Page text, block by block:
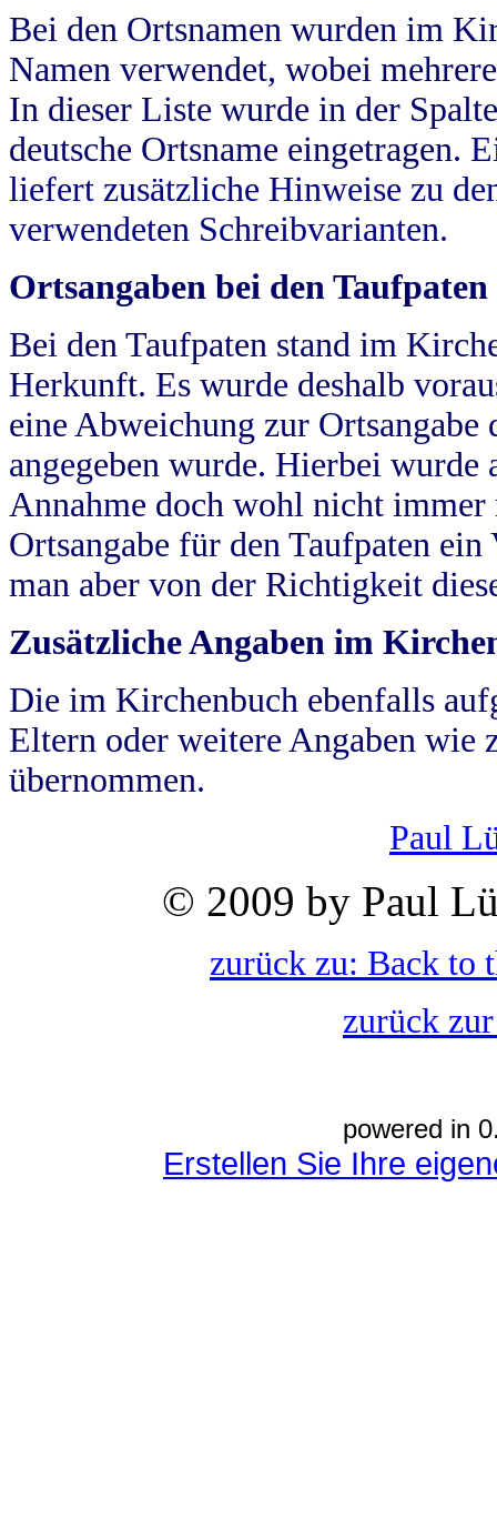
Bei den Ortsnamen wurden im
Namen verwendet, wobei
In dieser Liste wurde in der
deutsche Ortsname eingetragen.
liefert zusätzliche Hinweise zu
verwendeten Schreibvarianten.
Ortsangaben bei den Taufpaten
Bei den Taufpaten stand im
Herkunft. Es wurde deshalb
eine Abweichung zur
angegeben wurde. Hierbei wurde
Annahme doch wohl nicht
Ortsangabe für den Taufpaten
man aber von der Richtigkeit
Zusätzliche Angaben im
Die im Kirchenbuch ebenfalls
Eltern oder weitere Angaben wie
übernommen.
Paul
© 2009 by Paul
zurück zu: Back to
zurück
powered in
Erstellen Sie Ihre